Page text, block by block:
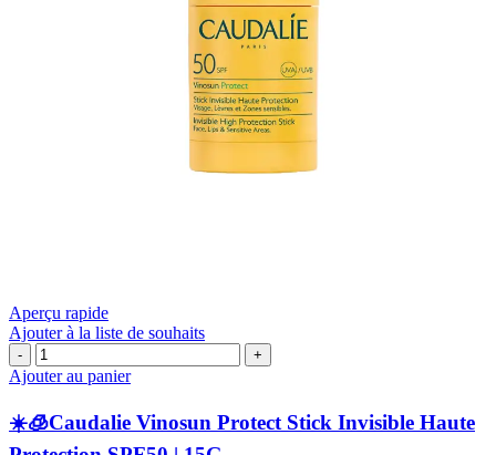
Aperçu rapide
Ajouter à la liste de souhaits
quantité
de
🧊
Ajouter au panier
☀️🧊Caudalie Vinosun Protect Stick Invisible Haute